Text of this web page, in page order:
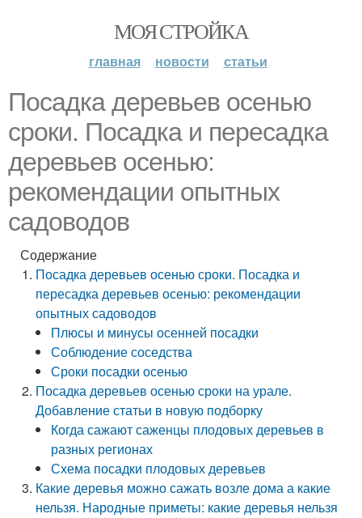
МОЯ СТРОЙКА
главная новости статьи
Посадка деревьев осенью
сроки. Посадка и пересадка
деревьев осенью:
рекомендации опытных
садоводов
Содержание
Посадка деревьев осенью сроки. Посадка и
пересадка деревьев осенью: рекомендации
опытных садоводов
Плюсы и минусы осенней посадки
Соблюдение соседства
Сроки посадки осенью
Посадка деревьев осенью сроки на урале.
Добавление статьи в новую подборку
Когда сажают саженцы плодовых деревьев в
разных регионах
Схема посадки плодовых деревьев
Какие деревья можно сажать возле дома а какие
нельзя. Народные приметы: какие деревья нельзя